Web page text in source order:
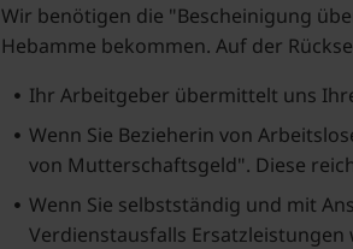
Wir benötigen die "Bescheinigung
Hebamme bekommen. Auf der
Ihr Arbeitgeber übermittelt uns
Wenn Sie Bezieherin von
von Mutterschaftsgeld". Diese
Wenn Sie selbstständig und mit
Verdienstausfalls